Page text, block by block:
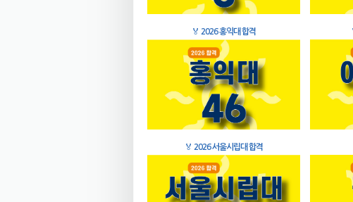
🏅 2026 홍익대 합격
🏅 2026 서울시립대 합격